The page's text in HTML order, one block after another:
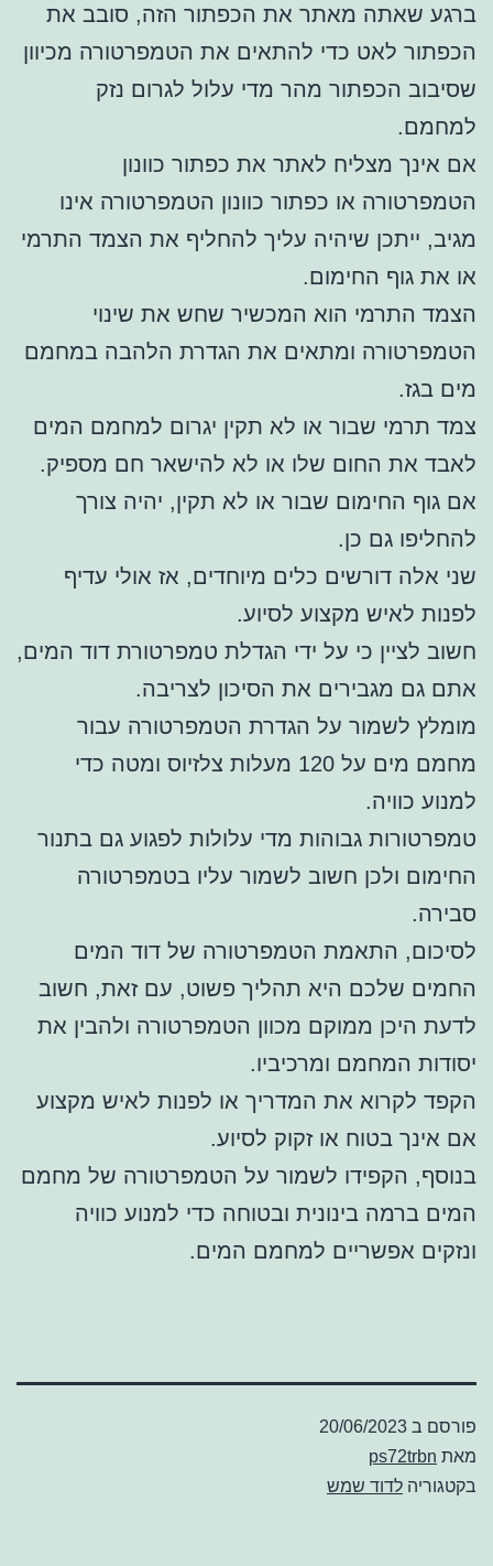
ברגע שאתה מאתר את הכפתור הזה, סובב את
הכפתור לאט כדי להתאים את הטמפרטורה מכיוון
שסיבוב הכפתור מהר מדי עלול לגרום נזק
למחמם.
אם אינך מצליח לאתר את כפתור כוונון
הטמפרטורה או כפתור כוונון הטמפרטורה אינו
מגיב, ייתכן שיהיה עליך להחליף את הצמד התרמי
או את גוף החימום.
הצמד התרמי הוא המכשיר שחש את שינוי
הטמפרטורה ומתאים את הגדרת הלהבה במחמם
מים בגז.
צמד תרמי שבור או לא תקין יגרום למחמם המים
לאבד את החום שלו או לא להישאר חם מספיק.
אם גוף החימום שבור או לא תקין, יהיה צורך
להחליפו גם כן.
שני אלה דורשים כלים מיוחדים, אז אולי עדיף
לפנות לאיש מקצוע לסיוע.
חשוב לציין כי על ידי הגדלת טמפרטורת דוד המים,
אתם גם מגבירים את הסיכון לצריבה.
מומלץ לשמור על הגדרת הטמפרטורה עבור
מחמם מים על 120 מעלות צלזיוס ומטה כדי
למנוע כוויה.
טמפרטורות גבוהות מדי עלולות לפגוע גם בתנור
החימום ולכן חשוב לשמור עליו בטמפרטורה
סבירה.
לסיכום, התאמת הטמפרטורה של דוד המים
החמים שלכם היא תהליך פשוט, עם זאת, חשוב
לדעת היכן ממוקם מכוון הטמפרטורה ולהבין את
יסודות המחמם ומרכיביו.
הקפד לקרוא את המדריך או לפנות לאיש מקצוע
אם אינך בטוח או זקוק לסיוע.
בנוסף, הקפידו לשמור על הטמפרטורה של מחמם
המים ברמה בינונית ובטוחה כדי למנוע כוויה
ונזקים אפשריים למחמם המים.
פורסם ב 20/06/2023
מאת ps72trbn
בקטגוריה לדוד שמש